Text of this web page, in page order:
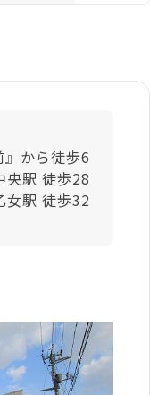
から徒歩6
央駅 徒歩28
女駅 徒歩32